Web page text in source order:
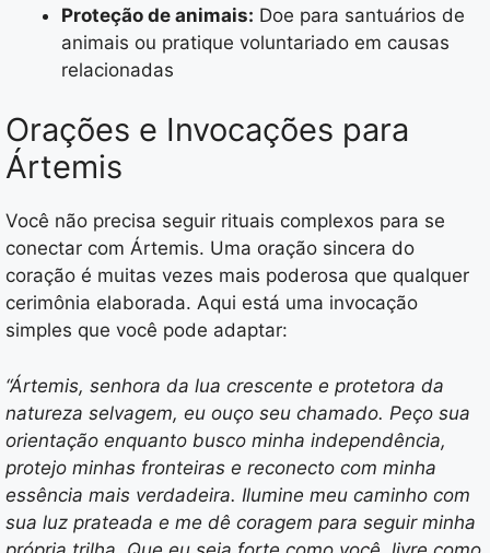
Proteção de animais: Doe para santuários de
animais ou pratique voluntariado em causas
relacionadas
Orações e Invocações para
Ártemis
Você não precisa seguir rituais complexos para se
conectar com Ártemis. Uma oração sincera do
coração é muitas vezes mais poderosa que qualquer
cerimônia elaborada. Aqui está uma invocação
simples que você pode adaptar:
“Ártemis, senhora da lua crescente e protetora da
natureza selvagem, eu ouço seu chamado. Peço sua
orientação enquanto busco minha independência,
protejo minhas fronteiras e reconecto com minha
essência mais verdadeira. Ilumine meu caminho com
sua luz prateada e me dê coragem para seguir minha